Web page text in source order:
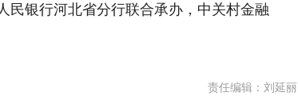
银行河北省分行联合承办，中关村金融
责任编辑：刘延丽